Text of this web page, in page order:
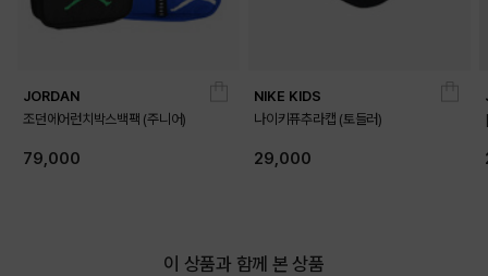
JORDAN
조던에어런치박스백팩 (주니어)
79,000
NIKE KIDS
나이키퓨추라캡 (토들러)
29,000
이 상품과 함께 본 상품